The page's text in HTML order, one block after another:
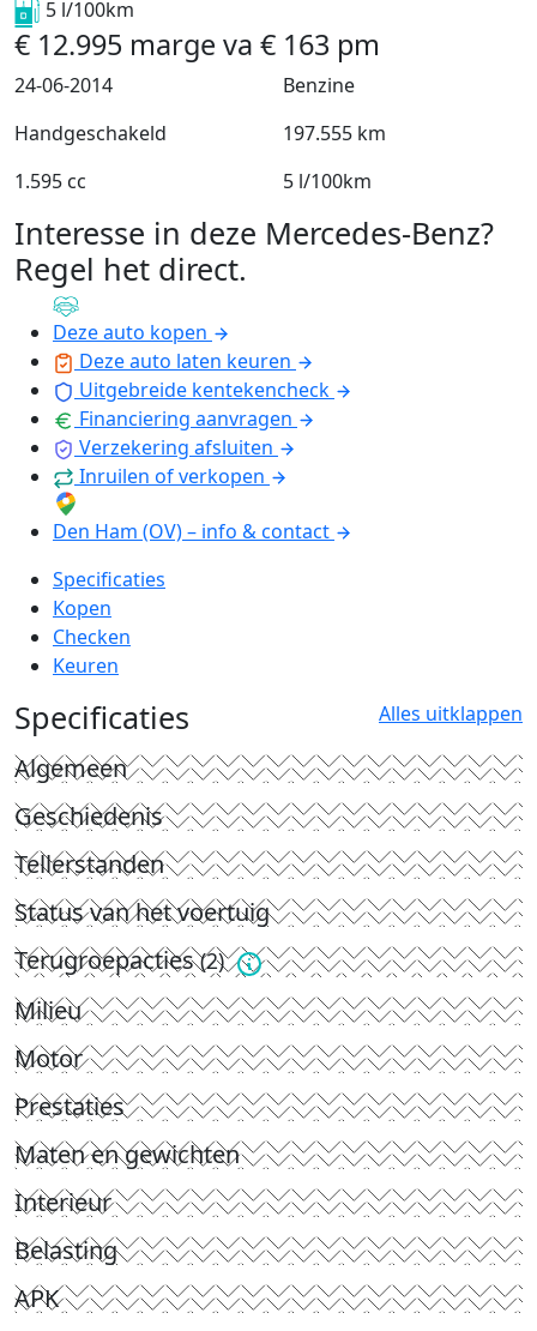
5 l/100km
€ 12.995 marge va € 163 pm
24-06-2014
Benzine
Handgeschakeld
197.555 km
1.595 cc
5 l/100km
Interesse in deze Mercedes-Benz?
Regel het direct.
Deze auto kopen
Deze auto laten keuren
Uitgebreide kentekencheck
Financiering aanvragen
Verzekering afsluiten
Inruilen of verkopen
Den Ham (OV) – info & contact
Specificaties
Kopen
Checken
Keuren
Specificaties Alles uitklappen
Algemeen
Geschiedenis
Tellerstanden
Status van het voertuig
Terugroepacties(2)
Milieu
Motor
Prestaties
Maten en gewichten
Interieur
Belasting
APK